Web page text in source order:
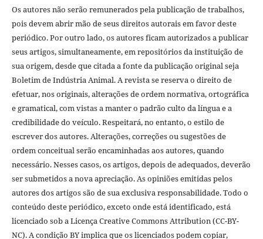
Os autores não serão remunerados pela publicação de trabalhos,
pois devem abrir mão de seus direitos autorais em favor deste
periódico. Por outro lado, os autores ficam autorizados a publicar
seus artigos, simultaneamente, em repositórios da instituição de
sua origem, desde que citada a fonte da publicação original seja
Boletim de Indústria Animal. A revista se reserva o direito de
efetuar, nos originais, alterações de ordem normativa, ortográfica
e gramatical, com vistas a manter o padrão culto da língua e a
credibilidade do veículo. Respeitará, no entanto, o estilo de
escrever dos autores. Alterações, correções ou sugestões de
ordem conceitual serão encaminhadas aos autores, quando
necessário. Nesses casos, os artigos, depois de adequados, deverão
ser submetidos a nova apreciação. As opiniões emitidas pelos
autores dos artigos são de sua exclusiva responsabilidade. Todo o
conteúdo deste periódico, exceto onde está identificado, está
licenciado sob a Licença Creative Commons Attribution (CC-BY-
NC). A condição BY implica que os licenciados podem copiar,